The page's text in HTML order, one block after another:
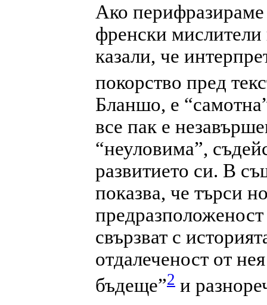
Ако
френски
казали, че
покорство пред
Бланшо, е
все пак е
“неуловима”,
развитието си. В
показва, че търси
свързват с
отдалеченост от
бъдеще”2 и